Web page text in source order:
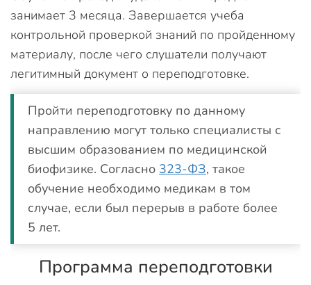
занимает 3 месяца. Завершается учеба
контрольной проверкой знаний по пройденному
материалу, после чего слушатели получают
легитимный документ о переподготовке.
Пройти переподготовку по данному
направлению могут только специалисты с
высшим образованием по медицинской
биофизике. Согласно 323-ФЗ, такое
обучение необходимо медикам в том
случае, если был перерыв в работе более
5 лет.
Программа переподготовки